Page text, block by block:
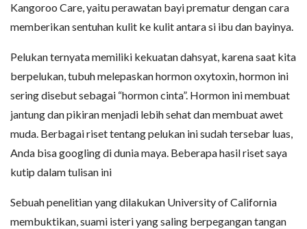
Kangoroo Care, yaitu perawatan bayi prematur dengan cara
memberikan sentuhan kulit ke kulit antara si ibu dan bayinya.
Pelukan ternyata memiliki kekuatan dahsyat, karena saat kita
berpelukan, tubuh melepaskan hormon oxytoxin, hormon ini
sering disebut sebagai “hormon cinta”. Hormon ini membuat
jantung dan pikiran menjadi lebih sehat dan membuat awet
muda. Berbagai riset tentang pelukan ini sudah tersebar luas,
Anda bisa googling di dunia maya. Beberapa hasil riset saya
kutip dalam tulisan ini
Sebuah penelitian yang dilakukan University of California
membuktikan, suami isteri yang saling berpegangan tangan